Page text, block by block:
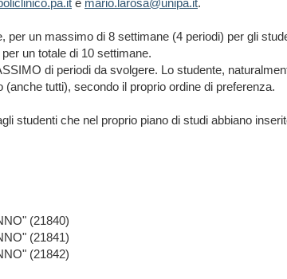
e mario.larosa@unipa.it.
per un massimo di 8 settimane (4 periodi) per gli
un totale di 10 settimane.
di periodi da svolgere. Lo studente,
tutti), secondo il proprio ordine di preferenza.
studenti che nel proprio piano di studi abbiano
(21840)
(21841)
(21842)